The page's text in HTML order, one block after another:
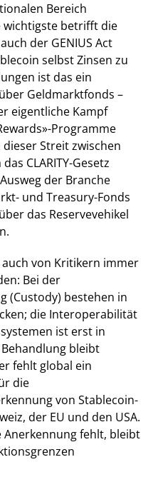
Bereich
wichtigste betrifft die
der GENIUS Act
selbst Zinsen zu
ist das ein
Geldmarktfonds –
eigentliche Kampf
Programme
Streit zwischen
CLARITY-Gesetz
der Branche
und Treasury-Fonds
das Reservevehikel
von Kritikern immer
Bei der
(Custody) bestehen in
die Interoperabilität
ist erst in
bleibt
fehlt global ein
die
von Stablecoin-
der EU und den USA.
Anerkennung fehlt, bleibt